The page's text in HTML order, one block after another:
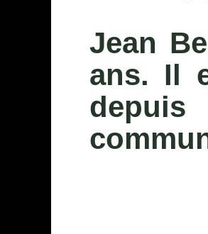
Jean
ans. Il